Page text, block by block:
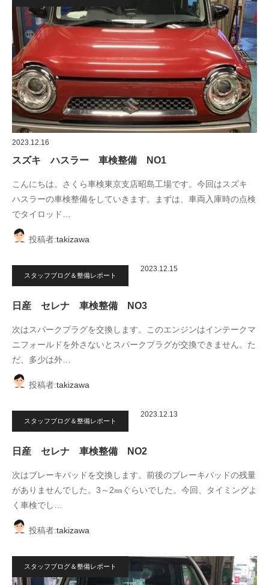
2023.12.16
スズキ ハスラー 車検整備 NO1
こんにちは。さくら車検東京支店昭島工場です。今回はスズキ
ハスラーの車検整備をしていきます。まずは、車両入庫時の点検
でタイロッド…
投稿者:takizawa
スタッフブログ＆整備レポート
2023.12.15
日産 セレナ 車検整備 NO3
次はスパークプラグを交換します。このエンジンはインテークマ
ニフォールドを外さないとスパークプラグが交換できません。た
だ、多少は外…
投稿者:takizawa
スタッフブログ＆整備レポート
2023.12.13
日産 セレナ 車検整備 NO2
次はブレーキパッドを交換します。前後のブレーキパッドの残量
がありませんでした。3～2㎜ぐらいでした。今回、タイミングよ
く車検でし…
投稿者:takizawa
スタッフブログ＆整備レポート